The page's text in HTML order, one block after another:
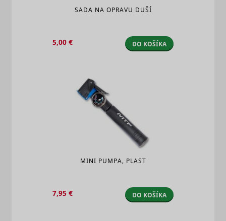
SADA NA OPRAVU DUŠÍ
5,00 € DO KOŠÍKA
MINI PUMPA, PLAST
7,95 € DO KOŠÍKA